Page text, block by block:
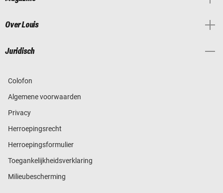
Over Louis
Juridisch
Colofon
Algemene voorwaarden
Privacy
Herroepingsrecht
Herroepingsformulier
Toegankelijkheidsverklaring
Milieubescherming